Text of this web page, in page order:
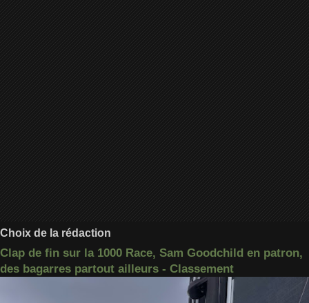
Choix de la rédaction
Clap de fin sur la 1000 Race, Sam Goodchild en patron,
des bagarres partout ailleurs - Classement